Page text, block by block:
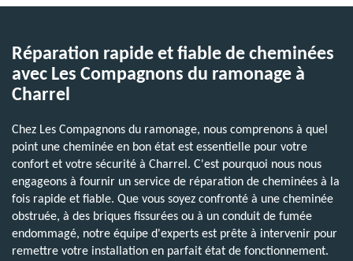
Réparation rapide et fiable de cheminées
avec Les Compagnons du ramonage à
Charrel
Chez Les Compagnons du ramonage, nous comprenons à quel
point une cheminée en bon état est essentielle pour votre
confort et votre sécurité à Charrel. C'est pourquoi nous nous
engageons à fournir un service de réparation de cheminées à la
fois rapide et fiable. Que vous soyez confronté à une cheminée
obstruée, à des briques fissurées ou à un conduit de fumée
endommagé, notre équipe d'experts est prête à intervenir pour
remettre votre installation en parfait état de fonctionnement.